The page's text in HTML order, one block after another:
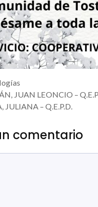
JUAN LEONCIO –
JULIANA – Q.E.P.D.
comentario